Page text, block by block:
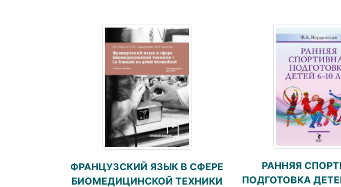
ФРАНЦУЗСКИЙ ЯЗЫК В СФЕРЕ
БИОМЕДИЦИНСКОЙ ТЕХНИКИ
РАННЯЯ
ПОДГОТОВКА